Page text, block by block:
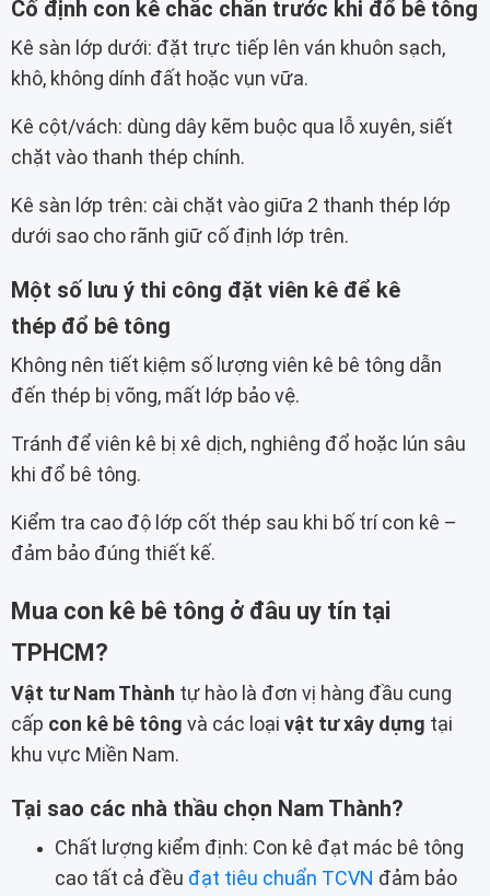
Cố định con kê chắc chắn trước khi đổ bê tông
Kê sàn lớp dưới: đặt trực tiếp lên ván khuôn sạch,
khô, không dính đất hoặc vụn vữa.
Kê cột/vách: dùng dây kẽm buộc qua lỗ xuyên, siết
chặt vào thanh thép chính.
Kê sàn lớp trên: cài chặt vào giữa 2 thanh thép lớp
dưới sao cho rãnh giữ cố định lớp trên.
Một số lưu ý thi công đặt viên kê để kê
thép đổ bê tông
Không nên tiết kiệm số lượng viên kê bê tông dẫn
đến thép bị võng, mất lớp bảo vệ.
Tránh để viên kê bị xê dịch, nghiêng đổ hoặc lún sâu
khi đổ bê tông.
Kiểm tra cao độ lớp cốt thép sau khi bố trí con kê –
đảm bảo đúng thiết kế.
Mua con kê bê tông ở đâu uy tín tại
TPHCM?
Vật tư Nam Thành tự hào là đơn vị hàng đầu cung
cấp con kê bê tông và các loại vật tư xây dựng tại
khu vực Miền Nam.
Tại sao các nhà thầu chọn Nam Thành?
Chất lượng kiểm định: Con kê đạt mác bê tông
cao tất cả đều đạt tiêu chuẩn TCVN đảm bảo